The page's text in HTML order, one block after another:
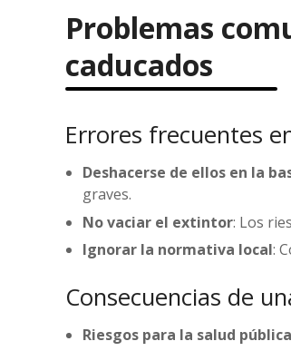
Problemas
caducados
Errores frecuentes
Deshacerse de ellos en la
graves.
No vaciar el extintor: Los
Ignorar la normativa local:
Consecuencias de
Riesgos para la salud